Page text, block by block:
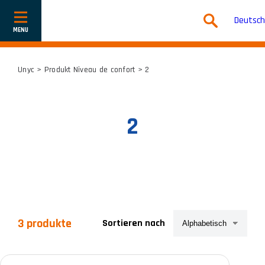
Navigation
ein-
Deutsch
Unyc > Produkt Niveau de confort > 2
2
Produkt-Kategorien
3 produkte Sortieren nach